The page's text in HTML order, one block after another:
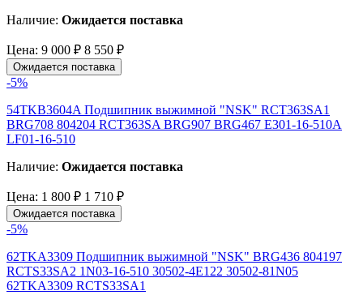
Наличие: Ожидается поставка
Цена: 9 000 ₽ 8 550 ₽
Ожидается поставка
-5%
54TKB3604A Подшипник выжимной "NSK" RCT363SA1
BRG708 804204 RCT363SA BRG907 BRG467 E301-16-510A
LF01-16-510
Наличие: Ожидается поставка
Цена: 1 800 ₽ 1 710 ₽
Ожидается поставка
-5%
62TKA3309 Подшипник выжимной "NSK" BRG436 804197
RCTS33SA2 1N03-16-510 30502-4E122 30502-81N05
62TKA3309 RCTS33SA1